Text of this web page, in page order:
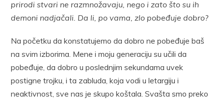
prirodi stvari ne razmnožavaju, nego i zato što su ih
demoni nadjačali. Da li, po vama, zlo pobeđuje dobro?
Na početku da konstatujemo da dobro ne pobeđuje baš
na svim izborima. Mene i moju generaciju su učili da
pobeđuje, da dobro u poslednjim sekundama uvek
postigne trojku, i ta zabluda, koja vodi u letargiju i
neaktivnost, sve nas je skupo koštala. Svašta smo preko